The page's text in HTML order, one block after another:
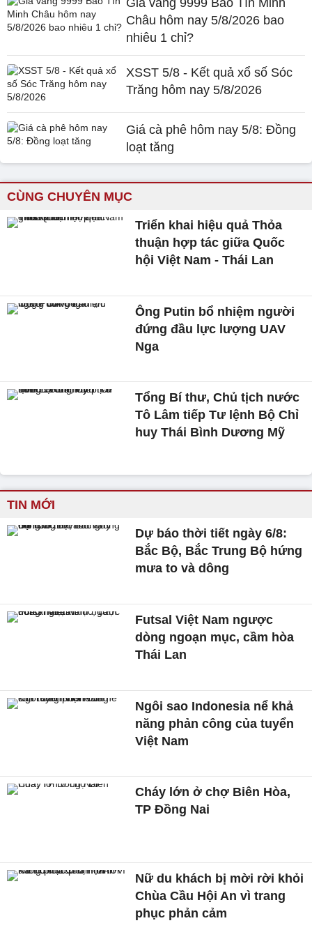
Châu hôm nay 5/8/2026 bao
nhiêu 1 chỉ?
XSST 5/8 - Kết quả xổ số Sóc
Trăng hôm nay 5/8/2026
Giá cà phê hôm nay 5/8: Đồng
loạt tăng
CÙNG CHUYÊN MỤC
Triển khai hiệu quả Thỏa
thuận hợp tác giữa Quốc
hội Việt Nam - Thái Lan
Ông Putin bổ nhiệm người
đứng đầu lực lượng UAV
Nga
Tổng Bí thư, Chủ tịch nước
Tô Lâm tiếp Tư lệnh Bộ Chỉ
huy Thái Bình Dương Mỹ
TIN MỚI
Dự báo thời tiết ngày 6/8:
Bắc Bộ, Bắc Trung Bộ hứng
mưa to và dông
Futsal Việt Nam ngược
dòng ngoạn mục, cầm hòa
Thái Lan
Ngôi sao Indonesia nể khả
năng phản công của tuyển
Việt Nam
Cháy lớn ở chợ Biên Hòa,
TP Đồng Nai
Nữ du khách bị mời rời khỏi
Chùa Cầu Hội An vì trang
phục phản cảm